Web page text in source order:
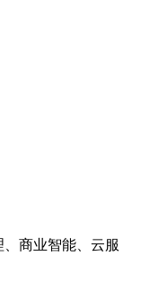
商业智能、云服